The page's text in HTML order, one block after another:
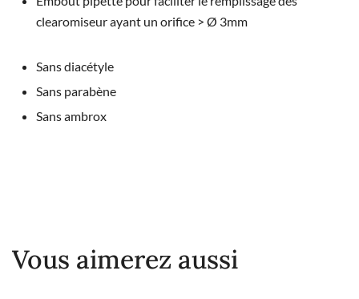
clearomiseur ayant un orifice > Ø 3mm
Sans diacétyle
Sans parabène
Sans ambrox
Vous aimerez aussi